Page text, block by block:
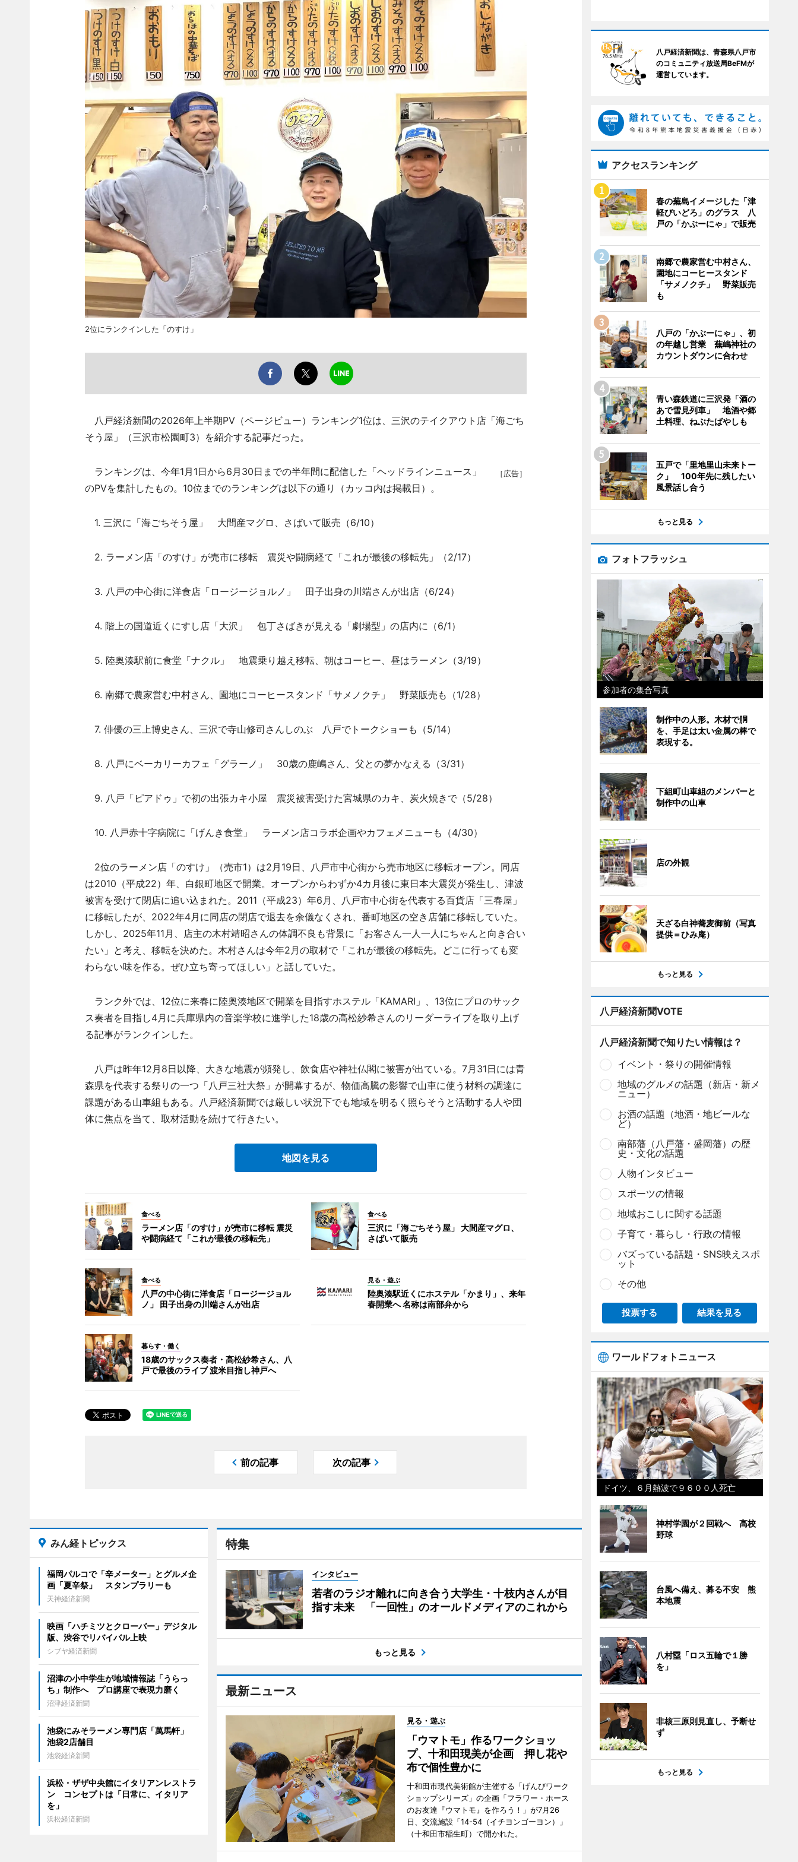
2位にランクインした「のすけ」
八戸経済新聞の2026年上半期PV（ページビュー）ランキング1位は、三沢のテイクアウト店「海ごち
そう屋」（三沢市松園町3）を紹介する記事だった。
［広告］
ランキングは、今年1月1日から6月30日までの半年間に配信した「ヘッドラインニュース」
のPVを集計したもの。10位までのランキングは以下の通り（カッコ内は掲載日）。
1. 三沢に「海ごちそう屋」 大間産マグロ、さばいて販売（6/10）
2. ラーメン店「のすけ」が売市に移転 震災や闘病経て「これが最後の移転先」（2/17）
3. 八戸の中心街に洋食店「ロージージョルノ」 田子出身の川端さんが出店（6/24）
4. 階上の国道近くにすし店「大沢」 包丁さばきが見える「劇場型」の店内に（6/1）
5. 陸奥湊駅前に食堂「ナクル」 地震乗り越え移転、朝はコーヒー、昼はラーメン（3/19）
6. 南郷で農家営む中村さん、園地にコーヒースタンド「サメノクチ」 野菜販売も（1/28）
7. 俳優の三上博史さん、三沢で寺山修司さんしのぶ 八戸でトークショーも（5/14）
8. 八戸にベーカリーカフェ「グラーノ」 30歳の鹿嶋さん、父との夢かなえる（3/31）
9. 八戸「ピアドゥ」で初の出張カキ小屋 震災被害受けた宮城県のカキ、炭火焼きで（5/28）
10. 八戸赤十字病院に「げんき食堂」 ラーメン店コラボ企画やカフェメニューも（4/30）
2位のラーメン店「のすけ」（売市1）は2月19日、八戸市中心街から売市地区に移転オープン。同店
は2010（平成22）年、白銀町地区で開業。オープンからわずか4カ月後に東日本大震災が発生し、津波
被害を受けて閉店に追い込まれた。2011（平成23）年6月、八戸市中心街を代表する百貨店「三春屋」
に移転したが、2022年4月に同店の閉店で退去を余儀なくされ、番町地区の空き店舗に移転していた。
しかし、2025年11月、店主の木村靖昭さんの体調不良も背景に「お客さん一人一人にちゃんと向き合い
たい」と考え、移転を決めた。木村さんは今年2月の取材で「これが最後の移転先。どこに行っても変
わらない味を作る。ぜひ立ち寄ってほしい」と話していた。
ランク外では、12位に来春に陸奥湊地区で開業を目指すホステル「KAMARI」、13位にプロのサック
ス奏者を目指し4月に兵庫県内の音楽学校に進学した18歳の高松紗希さんのリーダーライブを取り上げ
る記事がランクインした。
八戸は昨年12月8日以降、大きな地震が頻発し、飲食店や神社仏閣に被害が出ている。7月31日には青
森県を代表する祭りの一つ「八戸三社大祭」が開幕するが、物価高騰の影響で山車に使う材料の調達に
課題がある山車組もある。八戸経済新聞では厳しい状況下でも地域を明るく照らそうと活動する人や団
体に焦点を当て、取材活動を続けて行きたい。
地図を見る
食べる
ラーメン店「のすけ」が売市に移転 震災
や闘病経て「これが最後の移転先」
食べる
三沢に「海ごちそう屋」 大間産マグロ、
さばいて販売
食べる
八戸の中心街に洋食店「ロージージョル
ノ」 田子出身の川端さんが出店
見る・遊ぶ
陸奥湊駅近くにホステル「かまり」、来年
春開業へ 名称は南部弁から
暮らす・働く
18歳のサックス奏者・高松紗希さん、八
戸で最後のライブ 渡米目指し神戸へ
前の記事 次の記事
特集
インタビュー
若者のラジオ離れに向き合う大学生・十枝内さんが目
指す未来 「一回性」のオールドメディアのこれから
もっと見る
最新ニュース
見る・遊ぶ
「ウマトモ」作るワークショッ
プ、十和田現美が企画 押し花や
布で個性豊かに
十和田市現代美術館が主催する「げんびワーク
ショップシリーズ」の企画「フラワー・ホース
のお友達『ウマトモ』を作ろう！」が7月26
日、交流施設「14-54（イチヨンゴーヨン）」
（十和田市稲生町）で開かれた。
みん経トピックス
福岡パルコで「辛メーター」とグルメ企
画「夏辛祭」 スタンプラリーも
天神経済新聞
映画「ハチミツとクローバー」デジタル
版、渋谷でリバイバル上映
シブヤ経済新聞
沼津の小中学生が地域情報誌「うらっ
ち」制作へ プロ講座で表現力磨く
沼津経済新聞
池袋にみそラーメン専門店「萬馬軒」
池袋2店舗目
池袋経済新聞
浜松・ザザ中央館にイタリアンレストラ
ン コンセプトは「日常に、イタリア
を」
浜松経済新聞
八戸経済新聞は、青森県八戸市
のコミュニティ放送局BeFMが
運営しています。
アクセスランキング
春の蕪島イメージした「津
軽びいどろ」のグラス 八
戸の「かぶーにゃ」で販売
南郷で農家営む中村さん、
園地にコーヒースタンド
「サメノクチ」 野菜販売
も
八戸の「かぶーにゃ」、初
の年越し営業 蕪嶋神社の
カウントダウンに合わせ
青い森鉄道に三沢発「酒の
あで雪見列車」 地酒や郷
土料理、ねぶたばやしも
五戸で「里地里山未来トー
ク」 100年先に残したい
風景話し合う
もっと見る
フォトフラッシュ
参加者の集合写真
制作中の人形。木材で胴
を、手足は太い金属の棒で
表現する。
下組町山車組のメンバーと
制作中の山車
店の外観
天ざる白神蕎麦御前（写真
提供＝ひみ庵）
もっと見る
八戸経済新聞VOTE
八戸経済新聞で知りたい情報は？
イベント・祭りの開催情報
地域のグルメの話題（新店・新メ
ニュー）
お酒の話題（地酒・地ビールな
ど）
南部藩（八戸藩・盛岡藩）の歴
史・文化の話題
人物インタビュー
スポーツの情報
地域おこしに関する話題
子育て・暮らし・行政の情報
バズっている話題・SNS映えスポ
ット
その他
投票する 結果を見る
ワールドフォトニュース
ドイツ、６月熱波で９６００人死亡
神村学園が２回戦へ 高校
野球
台風へ備え、募る不安 熊
本地震
八村塁「ロス五輪で１勝
を」
非核三原則見直し、予断せ
ず
もっと見る